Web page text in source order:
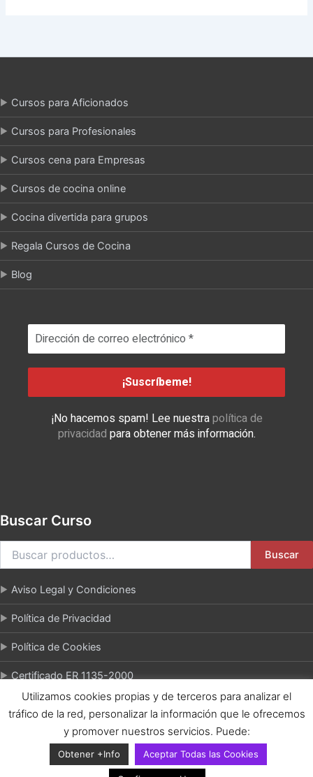
Cursos para Aficionados
Cursos para Profesionales
Cursos cena para Empresas
Cursos de cocina online
Cocina divertida para grupos
Regala Cursos de Cocina
Blog
¡No hacemos spam! Lee nuestrapolítica de
privacidad para obtener más información.
Buscar Curso
Buscar
Aviso Legal y Condiciones
Política de Privacidad
Política de Cookies
Certificado ER 1135-2000
Copiright © 2026 FASEnet - Escuela Profesional de Cocina y
Gastronomía El Azafrán
Utilizamos cookies propias y de terceros para analizar el
tráfico de la red, personalizar la información que le ofrecemos
y promover nuestros servicios. Puede:
Obtener +Info Aceptar Todas las Cookies